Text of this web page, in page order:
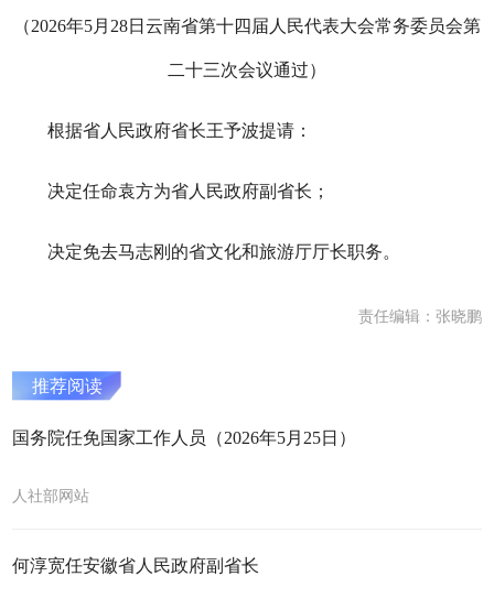
（2026年5月28日云南省第十四届人民代表大会常务委员会第
二十三次会议通过）
根据省人民政府省长王予波提请：
决定任命袁方为省人民政府副省长；
决定免去马志刚的省文化和旅游厅厅长职务。
责任编辑：张晓鹏
推荐阅读
国务院任免国家工作人员（2026年5月25日）
人社部网站
何淳宽任安徽省人民政府副省长